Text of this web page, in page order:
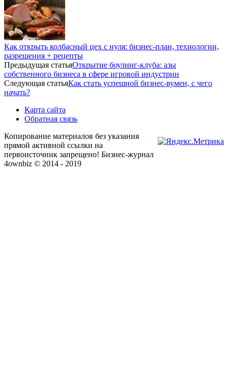
Как открыть колбасный цех с нуля: бизнес-план, технологии,
разрешения + рецепты
Предыдущая статьяОткрытие боулинг-клуба: азы
собственного бизнеса в сфере игровой индустрии
Следующая статьяКак стать успешной бизнес-вумен, с чего
начать?
Карта сайта
Обратная связь
Копирование материалов без указания
прямой активной ссылки на
первоисточник запрещено! Бизнес-журнал
4ownbiz © 2014 - 2019